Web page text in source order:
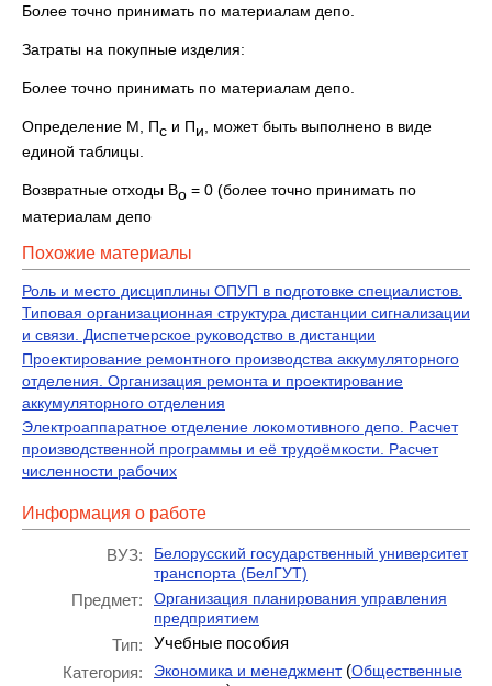
Более точно принимать по материалам депо.
Затраты на покупные изделия:
Более точно принимать по материалам депо.
Определение М, Пс и Пи , может быть выполнено в виде
единой таблицы.
Возвратные отходы Во = 0 (более точно принимать по
материалам депо
Похожие материалы
Роль и место дисциплины ОПУП в подготовке специалистов.
Типовая организационная структура дистанции сигнализации
и связи. Диспетчерское руководство в дистанции
Проектирование ремонтного производства аккумуляторного
отделения. Организация ремонта и проектирование
аккумуляторного отделения
Электроаппаратное отделение локомотивного депо. Расчет
производственной программы и её трудоёмкости. Расчет
численности рабочих
Информация о работе
ВУЗ:
Белорусский государственный университет
транспорта (БелГУТ)
Предмет:
Организация планирования управления
предприятием
Тип:
Учебные пособия
Категория:
Экономика и менеджмент(Общественные